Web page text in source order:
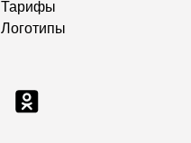
Тарифы
Логотипы